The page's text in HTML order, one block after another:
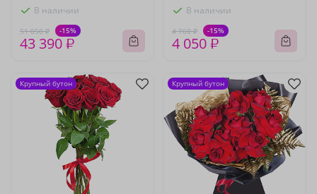
В наличии
51 050 ₽ -15%
43 390 ₽
В наличии
4 760 ₽ -15%
4 050 ₽
Крупный бутон Крупный бутон